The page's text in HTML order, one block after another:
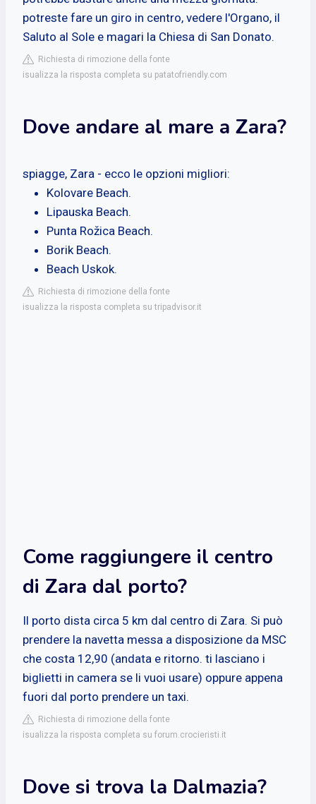
potreste fare un giro in centro, vedere l'Organo, il
Saluto al Sole e magari la Chiesa di San Donato.
Richiesta di rimozione della fonte
isualizza la risposta completa su patatofriendly.com
Dove andare al mare a Zara?
spiagge, Zara - ecco le opzioni migliori:
Kolovare Beach.
Lipauska Beach.
Punta Rožica Beach.
Borik Beach.
Beach Uskok.
Richiesta di rimozione della fonte
isualizza la risposta completa su tripadvisor.it
Come raggiungere il centro
di Zara dal porto?
Il porto dista circa 5 km dal centro di Zara. Si può
prendere la navetta messa a disposizione da MSC
che costa 12,90 (andata e ritorno. ti lasciano i
biglietti in camera se li vuoi usare) oppure appena
fuori dal porto prendere un taxi.
Richiesta di rimozione della fonte
isualizza la risposta completa su forum.crocieristi.it
Dove si trova la Dalmazia?